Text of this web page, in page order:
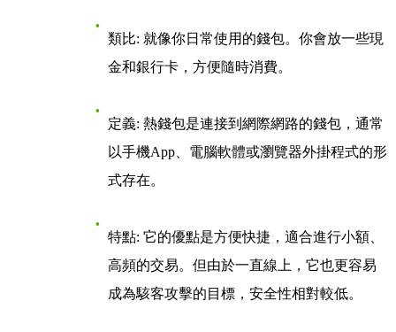
類比: 就像你日常使用的錢包。你會放一些現
金和銀行卡，方便隨時消費。
定義: 熱錢包是連接到網際網路的錢包，通常
以手機App、電腦軟體或瀏覽器外掛程式的形
式存在。
特點: 它的優點是方便快捷，適合進行小額、
高頻的交易。但由於一直線上，它也更容易
成為駭客攻擊的目標，安全性相對較低。